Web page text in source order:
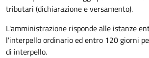
tributari (dichiarazione e versamento).
L'amministrazione risponde alle istanze
l'interpello ordinario ed entro 120 giorni
di interpello.